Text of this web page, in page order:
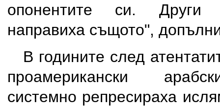
опонентите си. Други
направиха същото",
В годините след
проамерикански
системно репресираха